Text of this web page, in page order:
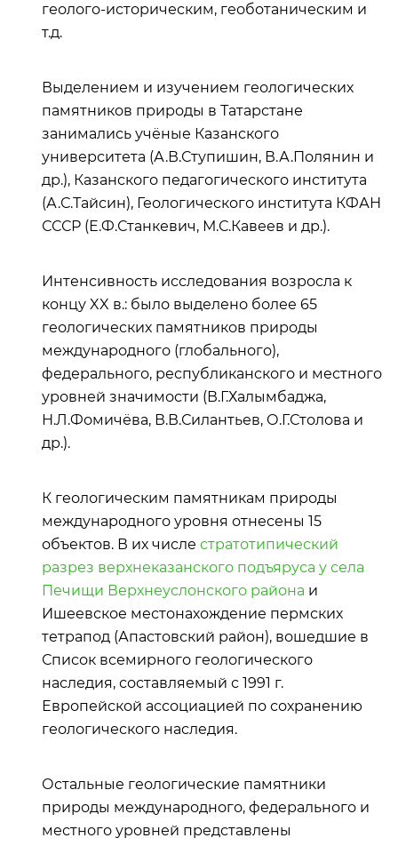
геолого-историческим, геоботаническим и
т.д.
Выделением и изучением геологических
памятников природы в Татарстане
занимались учёные Казанского
университета (А.В.Ступишин, В.А.Полянин и
др.), Казанского педагогического института
(А.С.Тайсин), Геологического института КФАН
СССР (Е.Ф.Станкевич, М.С.Кавеев и др.).
Интенсивность исследования возросла к
концу XX в.: было выделено более 65
геологических памятников природы
международного (глобального),
федерального, республиканского и местного
уровней значимости (В.Г.Халымбаджа,
Н.Л.Фомичёва, В.В.Силантьев, О.Г.Столова и
др.).
К геологическим памятникам природы
международного уровня отнесены 15
объектов. В их числе стратотипический
разрез верхнеказанского подъяруса у села
Печищи Верхнеуслонского района и
Ишеевское местонахождение пермских
тетрапод (Апастовский район), вошедшие в
Список всемирного геологического
наследия, составляемый с 1991 г.
Европейской ассоциацией по сохранению
геологического наследия.
Остальные геологические памятники
природы международного, федерального и
местного уровней представлены